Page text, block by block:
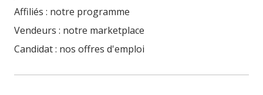
Affiliés : notre programme
Vendeurs : notre marketplace
Candidat : nos offres d'emploi